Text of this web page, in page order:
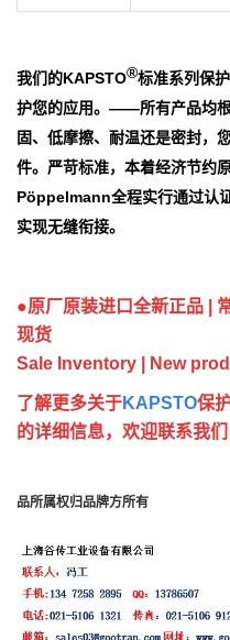
我们的KAPSTO®标准系列保
护您的应用。 ——所有产品均
固、低摩擦、耐温还是密封，
件。严苛标准，本着经济节约
Pöppelmann全程实行通过认
实现无缝衔接。
●原厂原装进口全新正品
现货
Sale Inventory | New
了解更多关于KAPSTO保
的详细信息，欢迎联系我
品所属权归品牌方所有